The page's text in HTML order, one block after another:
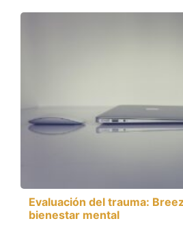
Evaluación del trauma:
bienestar mental